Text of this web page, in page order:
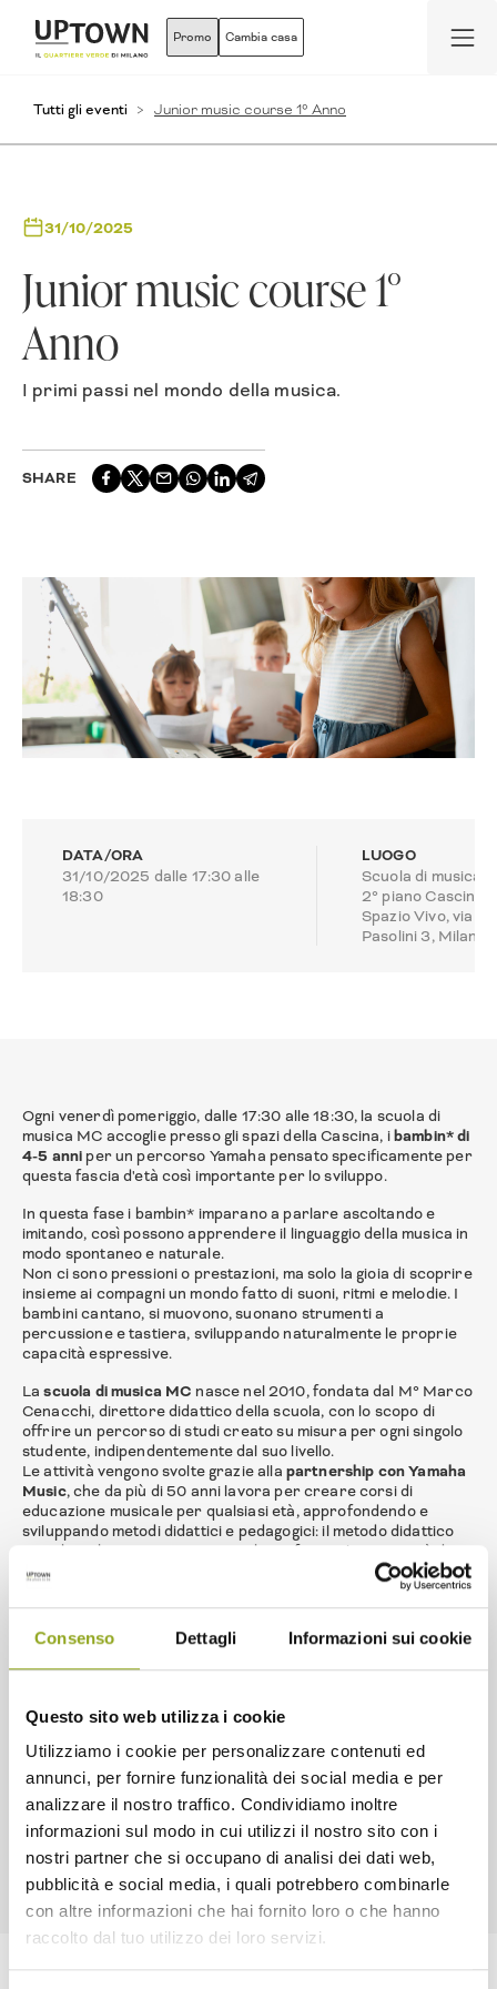
Consenso Dettagli Informazioni sui cookie
Questo sito web utilizza i cookie
Utilizziamo i cookie per personalizzare contenuti ed
annunci, per fornire funzionalità dei social media e per
analizzare il nostro traffico. Condividiamo inoltre
informazioni sul modo in cui utilizzi il nostro sito con i
nostri partner che si occupano di analisi dei dati web,
pubblicità e social media, i quali potrebbero combinarle
con altre informazioni che hai fornito loro o che hanno
raccolto dal tuo utilizzo dei loro servizi.
Promo Cambia casa
Tutti gli eventi Junior music course 1° Anno
31/10/2025
Junior music course 1°
Anno
I primi passi nel mondo della musica.
SHARE
DATA/ORA
31/10/2025 dalle 17:30 alle
18:30
LUOGO
Scuola di musica
2° piano Cascina
Spazio Vivo, via
Pasolini 3, Milano
Ogni venerdì pomeriggio, dalle 17:30 alle 18:30, la scuola di
musica MC accoglie presso gli spazi della Cascina, ibambin* di
4-5 anni per un percorso Yamaha pensato specificamente per
questa fascia d'età così importante per lo sviluppo.
In questa fase i bambin* imparano a parlare ascoltando e
imitando, così possono apprendere il linguaggio della musica in
modo spontaneo e naturale.
Non ci sono pressioni o prestazioni, ma solo la gioia di scoprire
insieme ai compagni un mondo fatto di suoni, ritmi e melodie. I
bambini cantano, si muovono, suonano strumenti a
percussione e tastiera, sviluppando naturalmente le proprie
capacità espressive.
Lascuola di musica MC nasce nel 2010, fondata dal M° Marco
Cenacchi, direttore didattico della scuola, con lo scopo di
offrire un percorso di studi creato su misura per ogni singolo
studente, indipendentemente dal suo livello.
Le attività vengono svolte grazie alla partnership con Yamaha
Music, che da più di 50 anni lavora per creare corsi di
educazione musicale per qualsiasi età, approfondendo e
sviluppando metodi didattici e pedagogici: il metodo didattico
Yamaha si basa su un principio che enfatizza la creatività di
ciascun musicista, dove la musica deve essere uno strumento
che aiuta a crescere e a vivere sani, felici e in armonia con se
stessi e con gli altri.
Dettagli del corso:
Età: 4-5 anni
Dove: Scuola Mc music point, 2° piano di Cascina Spazio Vivo,
via Pasolini 3, Milano
Per info ed iscrizioni: cascinamerlata@scuoladimusicamc.it –
02 3962 7763